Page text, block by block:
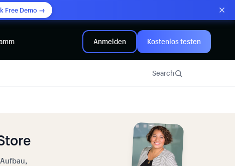
Free Demo →
Anmelden Kostenlos testen
Search